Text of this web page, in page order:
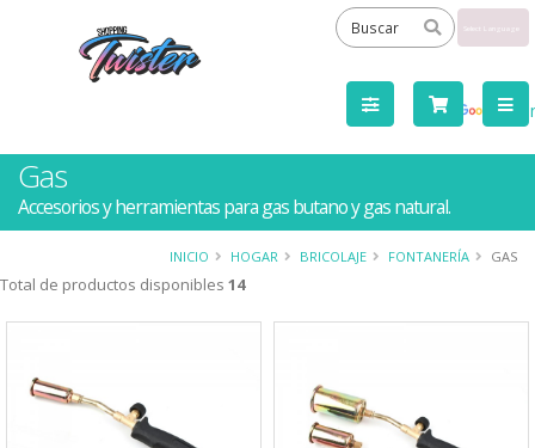
by
Gas
Accesorios y herramientas para gas butano y gas natural.
INICIO HOGAR BRICOLAJE FONTANERÍA GAS
Total de productos disponibles 14